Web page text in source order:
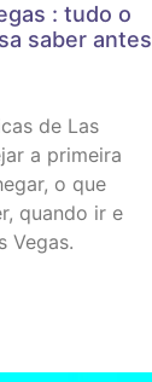
: tudo o
saber antes
de Las
a primeira
o que
quando ir e
Vegas.